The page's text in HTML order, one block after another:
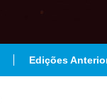
Edições